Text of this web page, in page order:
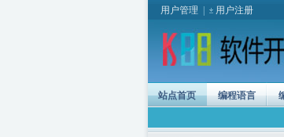
用户管理 用户注册
站点首页 编程语言